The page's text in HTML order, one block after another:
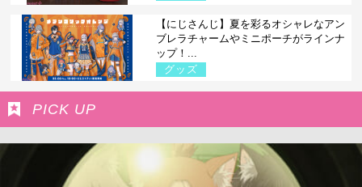
【にじさんじ】夏を彩るオシャレなアン
ブレラチャームやミニポーチがラインナ
ップ！...
グッズ
PICK UP